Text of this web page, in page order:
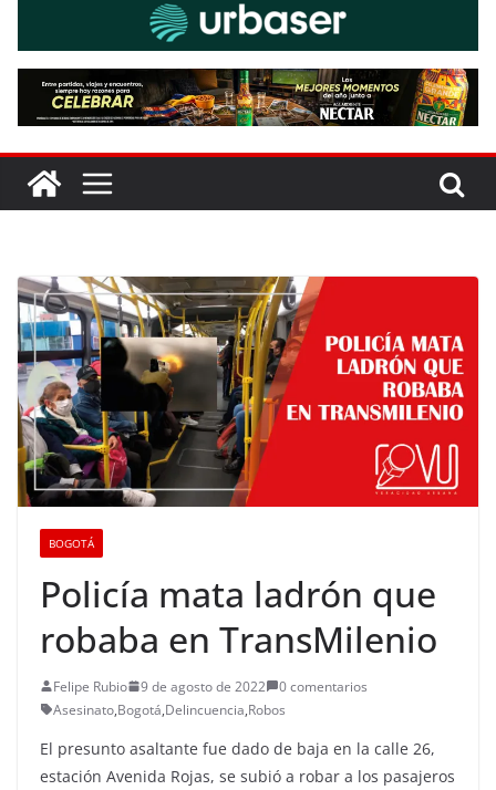
BOGOTÁ
Policía mata ladrón que
robaba en TransMilenio
Felipe Rubio 9 de agosto de 2022
0 comentarios
Asesinato,Bogotá,Delincuencia,Robos
El presunto asaltante fue dado de baja en la calle 26,
estación Avenida Rojas, se subió a robar a los pasajeros